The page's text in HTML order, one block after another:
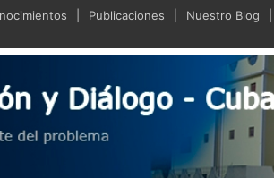
Publicaciones Nuestro Blog
y
parte del problema